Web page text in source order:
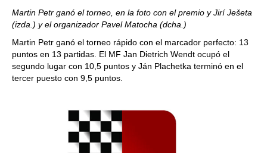
Martin Petr ganó el torneo, en la foto con el premio y Jirí Ješeta
(izda.) y el organizador Pavel Matocha (dcha.)
Martin Petr ganó el torneo rápido con el marcador perfecto: 13
puntos en 13 partidas. El MF Jan Dietrich Wendt ocupó el
segundo lugar con 10,5 puntos y Ján Plachetka terminó en el
tercer puesto con 9,5 puntos.